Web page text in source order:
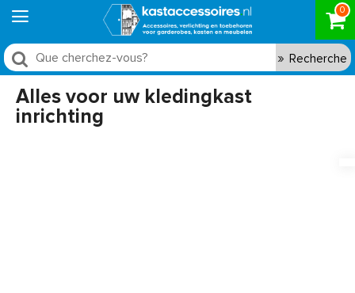
0
Recherche
Alles voor uw kledingkast
inrichting